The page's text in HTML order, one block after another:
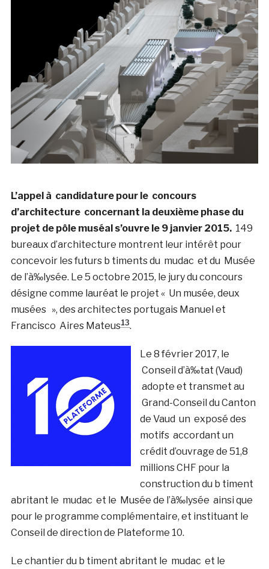
L’appel à candidature pour le concours
d’architecture concernant la deuxième phase du
projet de pôle muséal s’ouvre le 9 janvier 2015.149
bureaux d’architecture montrent leur intérêt pour
concevoir les futurs b timents du mudac et du Musée
de l’à‰lysée. Le 5 octobre 2015, le jury du concours
désigne comme lauréat le projet « Un musée, deux
musées », des architectes portugais Manuel et
Francisco Aires Mateus13.
Le 8 février 2017, le
Conseil d’à‰tat (Vaud)
adopte et transmet au
Grand-Conseil du Canton
de Vaud un exposé des
motifs accordant un
crédit d’ouvrage de 51,8
millions CHF pour la
construction du b timent
abritant le mudac et le Musée de l’à‰lysée ainsi que
pour le programme complémentaire, et instituant le
Conseil de direction de Plateforme 10.
Le chantier du b timent abritant le mudac et le